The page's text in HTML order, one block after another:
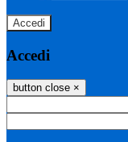
Accedi
Accedi
button close ×